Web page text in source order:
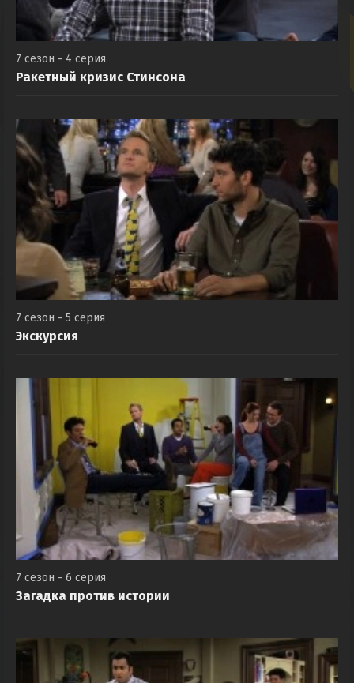
7 сезон - 4 серия
Ракетный кризис Стинсона
7 сезон - 5 серия
Экскурсия
7 сезон - 6 серия
Загадка против истории